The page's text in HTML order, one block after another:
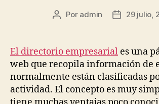
Autor
publicación
Por admin
Fecha
publicación
29 julio,
El directorio empresarial es una
web que recopila información de
normalmente están clasificadas
actividad. El concepto es muy